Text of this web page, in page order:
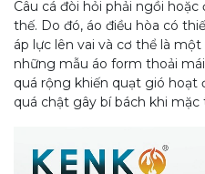
Câu cá đòi hỏi phải ngồi
thế. Do đó, áo điều hòa có
áp lực lên vai và cơ thể là
những mẫu áo form thoải
quá rộng khiến quạt gió hoạt
quá chật gây bí bách khi